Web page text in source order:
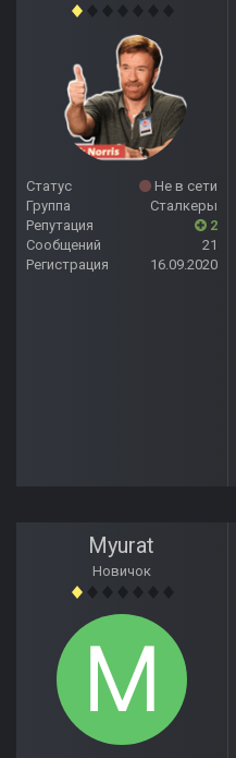
Статус
Не в сети
Группа
Сталкеры
Репутация
2
Сообщений
21
Регистрация
16.09.2020
Myurat
Новичок